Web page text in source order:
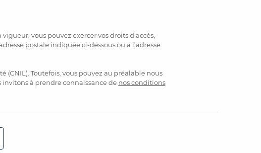
vous pouvez exercer vos droits d’accès,
postale indiquée ci-dessous ou à l’adresse
Toutefois, vous pouvez au préalable nous
à prendre connaissance de nos conditions